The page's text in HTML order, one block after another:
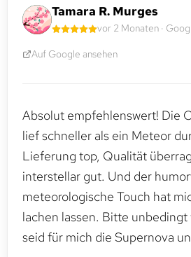
Tamara R. Murges
vor 2 Monaten ·
Auf Google ansehen
Absolut empfehlenswert! Die
lief schneller als ein Meteor
Lieferung top, Qualität
interstellar gut. Und der
meteorologische Touch hat
lachen lassen. Bitte unbedingt
seid für mich die Supernova